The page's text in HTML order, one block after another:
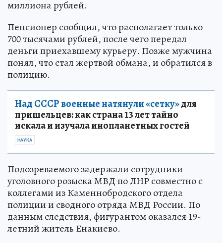
миллиона рублей.
Пенсионер сообщил, что располагает только
700 тысячами рублей, после чего передал
деньги приехавшему курьеру. Позже мужчина
понял, что стал жертвой обмана, и обратился в
полицию.
Над СССР военные натянули «сетку»для
пришельцев: как страна 13 лет тайно
искала и изучала инопланетных гостей
НАУКА
Подозреваемого задержали сотрудники
уголовного розыска МВД по ЛНР совместно с
коллегами из Каменнобродского отдела
полиции и сводного отряда МВД России. По
данным следствия, фигурантом оказался 19-
летний житель Енакиево.